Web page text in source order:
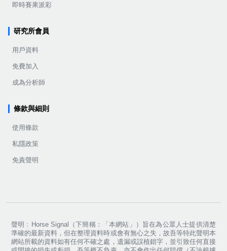
即時賽果派彩
研究所會員
用戶資料
免費加入
成為分析師
條款與細則
使用條款
私隱政策
免責聲明
聲明﹕Horse Signal（下簡稱：「本網站」）旨在為公眾人士提供清楚
準確的最新資料，但在整理資料時或會有無心之失，故吾等特此聲明本
網站所載的資料如有任何不確之處，遺漏或誤植錯字，並引致任何直接